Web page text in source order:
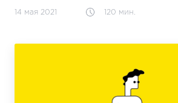
14 мая 2021 120 мин.